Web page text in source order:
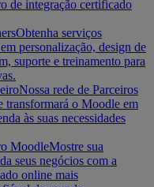
de integração certificado
Obtenha serviços
personalização, design de
suporte e treinamento para
Nossa rede de Parceiros
transformará o Moodle em
às suas necessidades
MoodleMostre sua
seus negócios com a
online mais